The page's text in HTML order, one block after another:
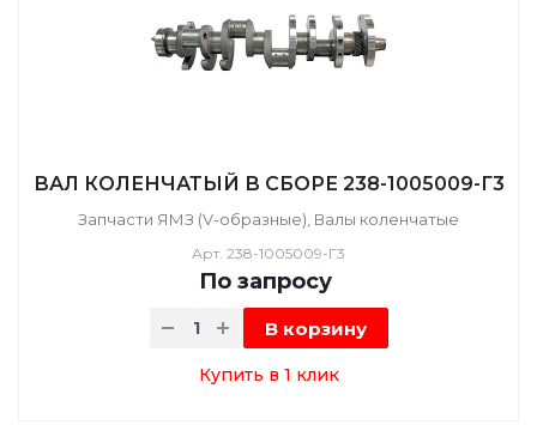
ВАЛ КОЛЕНЧАТЫЙ В СБОРЕ 238-1005009-Г3
Запчасти ЯМЗ (V-образные), Валы коленчатые
Арт. 238-1005009-Г3
По запросу
В корзину
Купить в 1 клик